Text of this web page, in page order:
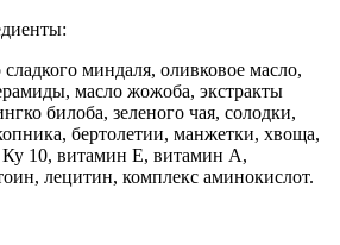
миндаля, оливковое масло,
масло жожоба, экстракты
билоба, зеленого чая, солодки,
бертолетии, манжетки, хвоща,
10, витамин Е, витамин А,
лецитин, комплекс аминокислот.